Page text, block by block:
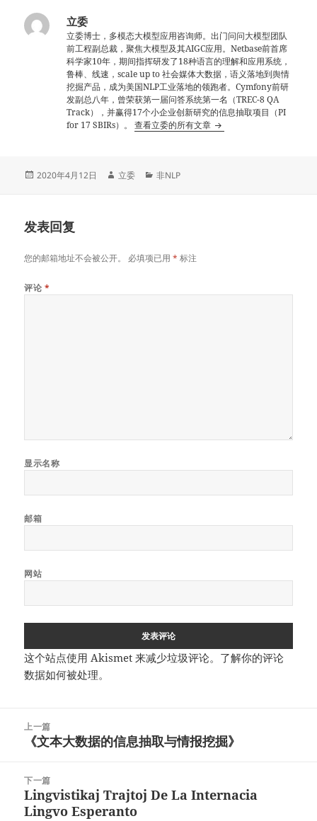
立委
立委博士，多模态大模型应用咨询师。出门问问大模型团队
前工程副总裁，聚焦大模型及其AIGC应用。Netbase前首席
科学家10年，期间指挥研发了18种语言的理解和应用系统，
鲁棒、线速，scale up to 社会媒体大数据，语义落地到舆情
挖掘产品，成为美国NLP工业落地的领跑者。Cymfony前研
发副总八年，曾荣获第一届问答系统第一名（TREC-8 QA
Track），并赢得17个小企业创新研究的信息抽取项目（PI
for 17 SBIRs）。查看立委的所有文章
发
2020年4月12日
作
立委
分
非NLP
发表回复
您的邮箱地址不会被公开。 必填项已用* 标注
评论 *
显示名称
邮箱
网站
这个站点使用 Akismet 来减少垃圾评论。 了解你的评论
数据如何被处理。
上一篇
上
文
章：
《文本大数据的信息抽取与情报挖掘》
下一篇
下
篇
Lingvistikaj Trajtoj De La Internacia
Lingvo Esperanto